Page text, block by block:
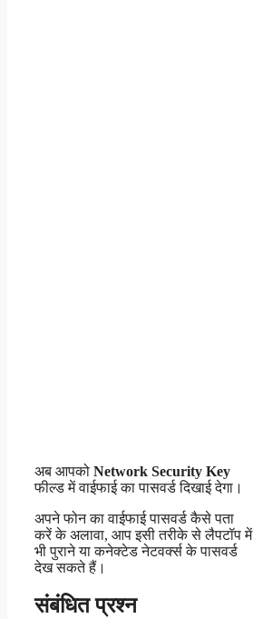
अब आपको Network Security Key
फील्ड में वाईफाई का पासवर्ड दिखाई देगा।
अपने फोन का वाईफाई पासवर्ड कैसे पता
करें के अलावा, आप इसी तरीके से लैपटॉप में
भी पुराने या कनेक्टेड नेटवर्क्स के पासवर्ड
देख सकते हैं।
संबंधित प्रश्न